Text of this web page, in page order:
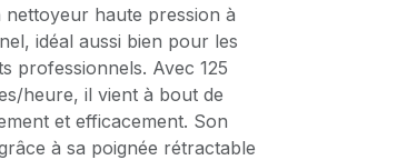
nettoyeur haute pression à
idéal aussi bien pour les
professionnels. Avec 125
heure, il vient à bout de
et efficacement. Son
à sa poignée rétractable